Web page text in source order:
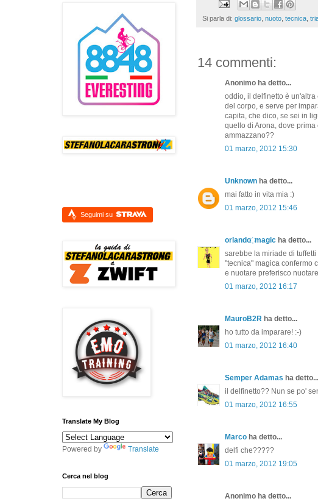
Si parla di: glossario nuoto tecnica
14 commenti:
Anonimo ha detto...
oddio, il delfinetto è un'altra
del corpo, e serve per
capita, che dico, se sei in
quello di Arona, dove
ammazzano??
01 marzo, 2012 15:30
Unknown ha detto...
mai fatto in vita mia :)
01 marzo, 2012 15:46
orlando ҉ magic ha detto...
sarebbe la miriade di
"tecnica" magica confermo
e nuotare preferisco
01 marzo, 2012 16:17
MauroB2R ha detto...
ho tutto da imparare! :-)
01 marzo, 2012 16:40
Semper Adamas ha detto...
il delfinetto?? Nun se po'
01 marzo, 2012 16:55
Marco ha detto...
delfi che?????
01 marzo, 2012 19:05
Anonimo ha detto...
Seguimi su
Translate My Blog
Powered by Translate
Cerca nel blog